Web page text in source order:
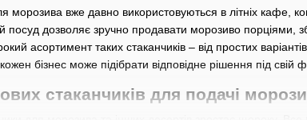
морозива вже давно використовуються в літніх кафе,
посуд дозволяє зручно продавати морозиво
асортимент таких стаканчиків – від простих
бізнес може підібрати відповідне рішення під свій
стаканчиків для подачі